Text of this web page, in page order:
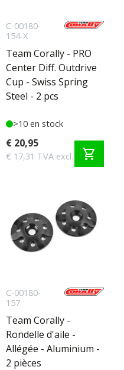
C-00180-
154-X
Team Corally - PRO
Center Diff. Outdrive
Cup - Swiss Spring
Steel - 2 pcs
>10 en stock
€ 20,95
€ 17,31 TVA excl. shopping_cart
C-00180-
157
Team Corally -
Rondelle d'aile -
Allégée - Aluminium -
2 pièces